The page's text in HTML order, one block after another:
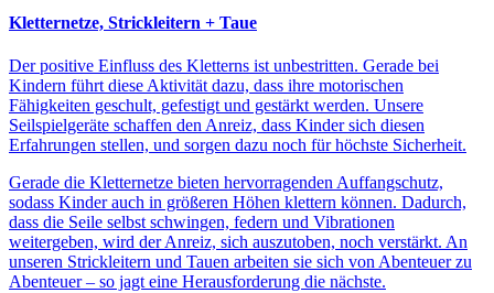
Kletternetze, Strickleitern + Taue
Der positive Einfluss des Kletterns ist unbestritten. Gerade bei
Kindern führt diese Aktivität dazu, dass ihre motorischen
Fähigkeiten geschult, gefestigt und gestärkt werden. Unsere
Seilspielgeräte schaffen den Anreiz, dass Kinder sich diesen
Erfahrungen stellen, und sorgen dazu noch für höchste Sicherheit.
Gerade die Kletternetze bieten hervorragenden Auffangschutz,
sodass Kinder auch in größeren Höhen klettern können. Dadurch,
dass die Seile selbst schwingen, federn und Vibrationen
weitergeben, wird der Anreiz, sich auszutoben, noch verstärkt. An
unseren Strickleitern und Tauen arbeiten sie sich von Abenteuer zu
Abenteuer – so jagt eine Herausforderung die nächste.